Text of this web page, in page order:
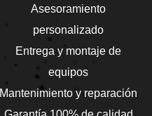
Asesoramiento
personalizado
Entrega y montaje de
equipos
Mantenimiento y reparación